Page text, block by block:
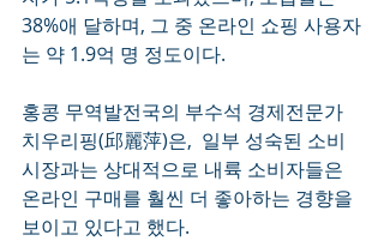
38%애 달하며, 그 중 온라인 쇼핑 사용자
는 약 1.9억 명 정도이다.
홍콩 무역발전국의 부수석 경제전문가
치우리핑(邱麗萍)은,  일부 성숙된 소비
시장과는 상대적으로 내륙 소비자들은
온라인 구매를 훨씬 더 좋아하는 경향을
보이고 있다고 했다.